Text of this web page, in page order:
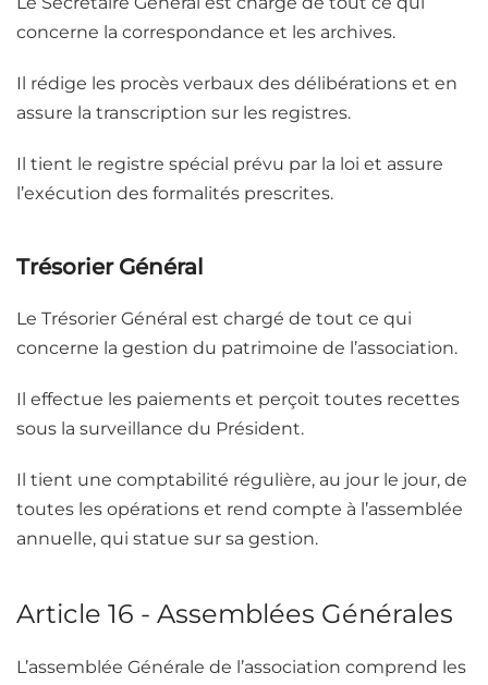
concerne la correspondance et les archives.
Il rédige les procès verbaux des délibérations et en
assure la transcription sur les registres.
Il tient le registre spécial prévu par la loi et assure
l’exécution des formalités prescrites.
Trésorier Général
Le Trésorier Général est chargé de tout ce qui
concerne la gestion du patrimoine de l’association.
Il effectue les paiements et perçoit toutes recettes
sous la surveillance du Président.
Il tient une comptabilité régulière, au jour le jour, de
toutes les opérations et rend compte à l’assemblée
annuelle, qui statue sur sa gestion.
Article 16 - Assemblées Générales
L’assemblée Générale de l’association comprend les